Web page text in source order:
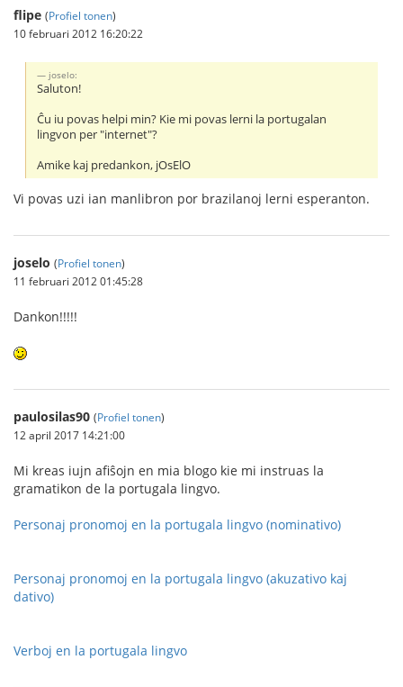
flipe (Profiel tonen)
10 februari 2012 16:20:22
joselo:
Saluton!
Ĉu iu povas helpi min? Kie mi povas lerni la portugalan
lingvon per "internet"?
Amike kaj predankon, jOsElO
Vi povas uzi ian manlibron por brazilanoj lerni esperanton.
joselo (Profiel tonen)
11 februari 2012 01:45:28
Dankon!!!!!
paulosilas90 (Profiel tonen)
12 april 2017 14:21:00
Mi kreas iujn afiŝojn en mia blogo kie mi instruas la
gramatikon de la portugala lingvo.
Personaj pronomoj en la portugala lingvo (nominativo)
Personaj pronomoj en la portugala lingvo (akuzativo kaj
dativo)
Verboj en la portugala lingvo